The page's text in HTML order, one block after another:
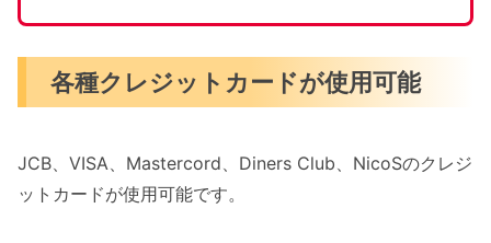
各種クレジットカードが使用可能
JCB、VISA、Mastercord、Diners Club、NicoSのクレジ
ットカードが使用可能です。